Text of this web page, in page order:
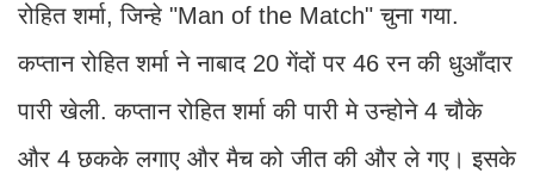
रोहित शर्मा, जिन्हे "Man of the Match" चुना गया.
कप्तान रोहित शर्मा ने नाबाद 20 गेंदों पर 46 रन की धुआँदार
पारी खेली. कप्तान रोहित शर्मा की पारी मे उन्होने 4 चौके
और 4 छकके लगाए और मैच को जीत की और ले गए। इसके